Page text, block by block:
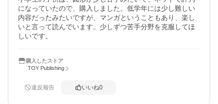
になっていたので、購入しました。低学年には少し難しい
内容だったみたいですが、マンガということもあり、楽し
いと言って読んでいます。少しずつ苦手分野を克服してほ
しいです。
購入したストア
TOY Publishing
違反報告 いいね0